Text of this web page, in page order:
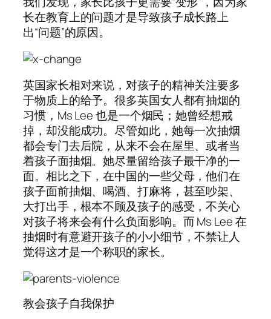
长在教育上的问题才是导致孩子成长路上
出“问题”的原因。
英国家长相对来说，对孩子的精神关注要多
于物质上的给予。很多英国女人都有抽烟的
习惯，Ms Lee 也是一个烟民；她曾经想戒
掉，却没能成功。尽管如此，她每一次抽烟
都会专门去后院，从来不会在屋里、或者当
着孩子面抽烟。她尽量留给孩子最干净的一
面。相比之下，在中国的一些父母，他们在
孩子面前抽烟、喝酒、打麻将，甚至吵架、
大打出手，根本不顾及孩子的感受，不关心
对孩子将来会有什么负面影响。而 Ms Lee 在
抽烟时有意避开孩子的小小细节，不禁让人
觉得这才是一个称职的家长。
教会孩子自我保护